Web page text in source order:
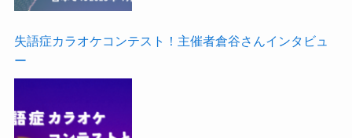
失語症カラオケコンテスト！主催者倉谷さんインタビュ
ー